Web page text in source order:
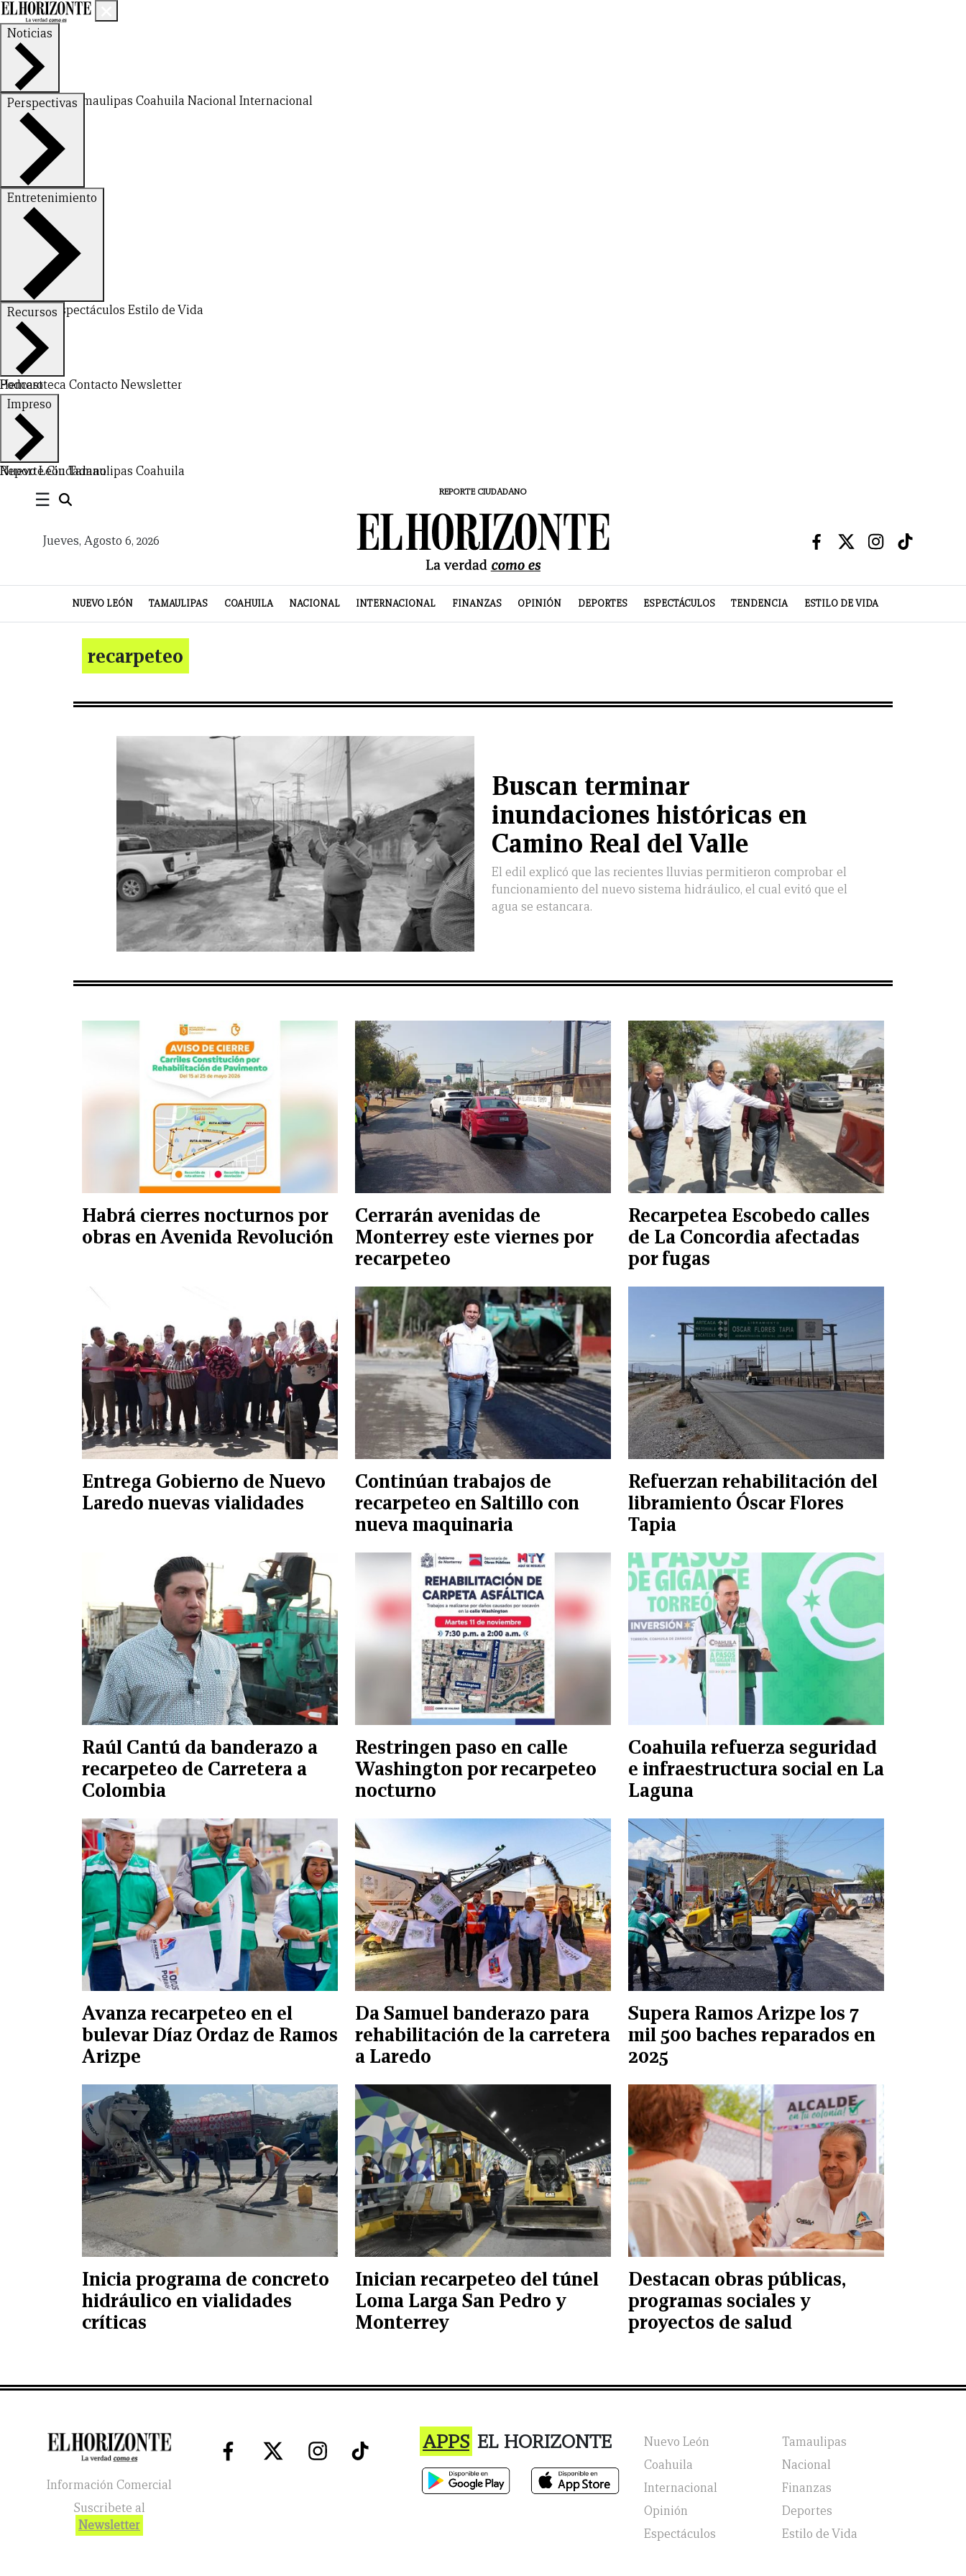
Noticias
Nuevo LeónTamaulipas Coahuila NacionalInternacional
Perspectivas
FinanzasOpinión
Entretenimiento
DeportesEspectáculos Estilo de Vida
Recursos
Hemeroteca Contacto Newsletter
Podcast
Impreso
Nuevo LeónTamaulipas Coahuila
Reporte Ciudadano
☰ REPORTE CIUDADANO
Jueves, Agosto 6, 2026
NUEVO LEÓN TAMAULIPAS COAHUILA NACIONAL INTERNACIONAL FINANZAS OPINIÓN DEPORTES ESPECTÁCULOS TENDENCIA ESTILO DE VIDA
CERRAR
X
NUEVO
LEÓN
TAMAULIPAS
COAHUILA
NACIONAL
INTERNACIONAL
FINANZAS
OPINIÓN
DEPORTES
ESPECTÁCULOS
TENDENCIA
ESTILO
DE
VIDA
PODCAST
CONTACTO
NEWSLETTER
HEMEROTECA
SUPLEMENTOS
recarpeteo
Buscan terminar
inundaciones históricas en
Camino Real del Valle
El edil explicó que las recientes lluvias permitieron comprobar el
funcionamiento del nuevo sistema hidráulico, el cual evitó que el
agua se estancara.
Habrá cierres nocturnos por
obras en Avenida Revolución
Cerrarán avenidas de
Monterrey este viernes por
recarpeteo
Recarpetea Escobedo calles
de La Concordia afectadas
por fugas
Entrega Gobierno de Nuevo
Laredo nuevas vialidades
Continúan trabajos de
recarpeteo en Saltillo con
nueva maquinaria
Refuerzan rehabilitación del
libramiento Óscar Flores
Tapia
Raúl Cantú da banderazo a
recarpeteo de Carretera a
Colombia
Restringen paso en calle
Washington por recarpeteo
nocturno
Coahuila refuerza seguridad
e infraestructura social en La
Laguna
Avanza recarpeteo en el
bulevar Díaz Ordaz de Ramos
Arizpe
Da Samuel banderazo para
rehabilitación de la carretera
a Laredo
Supera Ramos Arizpe los 7
mil 500 baches reparados en
2025
Inicia programa de concreto
hidráulico en vialidades
críticas
Inician recarpeteo del túnel
Loma Larga San Pedro y
Monterrey
Destacan obras públicas,
programas sociales y
proyectos de salud
Información Comercial
Suscribete al
Newsletter
APPS EL HORIZONTE Nuevo León
Tamaulipas
Coahuila
Nacional
Internacional
Finanzas
Opinión
Deportes
Espectáculos
Estilo de Vida